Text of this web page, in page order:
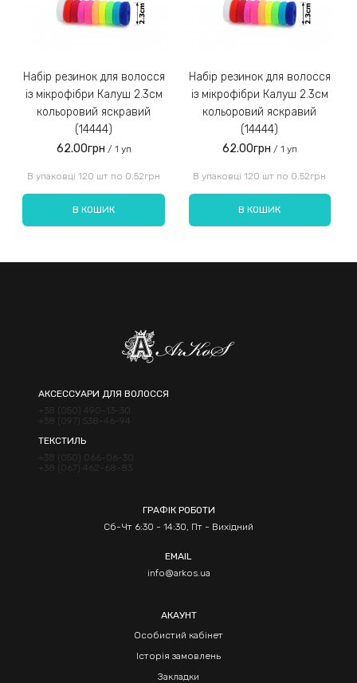
Введіть код, вказаний на зображенні:
Набір резинок для волосся
із мікрофібри Калуш 2.3см
кольоровий яскравий
(14444)
62.00грн / 1 уп
В упаковці 120 шт по 0.52грн
В КОШИК
Набір резинок для волосся
із мікрофібри Калуш 2.3см
кольоровий яскравий
(14444)
62.00грн / 1 уп
В упаковці 120 шт по 0.52грн
В КОШИК
АКСЕССУАРИ ДЛЯ ВОЛОССЯ
+38 (050) 490-13-30
+38 (097) 538-46-94
ТЕКСТИЛЬ
+38 (050) 066-06-30
+38 (067) 462-68-83
ГРАФІК РОБОТИ
Сб-Чт 6:30 - 14:30, Пт - Вихідний
EMAIL
info@arkos.ua
АКАУНТ
Особистий кабінет
Історія замовлень
Закладки